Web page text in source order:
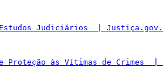
Judiciários  |
Proteção às Vítimas de Crimes